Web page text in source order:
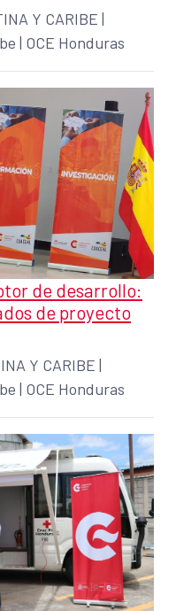
Y CARIBE |
| OCE Honduras
de desarrollo:
de proyecto
Y CARIBE |
| OCE Honduras